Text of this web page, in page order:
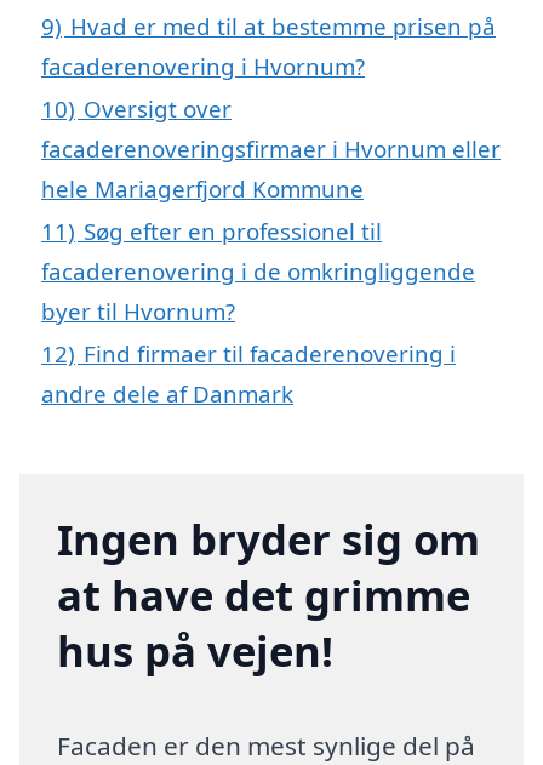
9) Hvad er med til at bestemme prisen på
facaderenovering i Hvornum?
10) Oversigt over
facaderenoveringsfirmaer i Hvornum eller
hele Mariagerfjord Kommune
11) Søg efter en professionel til
facaderenovering i de omkringliggende
byer til Hvornum?
12) Find firmaer til facaderenovering i
andre dele af Danmark
Ingen bryder sig om
at have det grimme
hus på vejen!
Facaden er den mest synlige del på